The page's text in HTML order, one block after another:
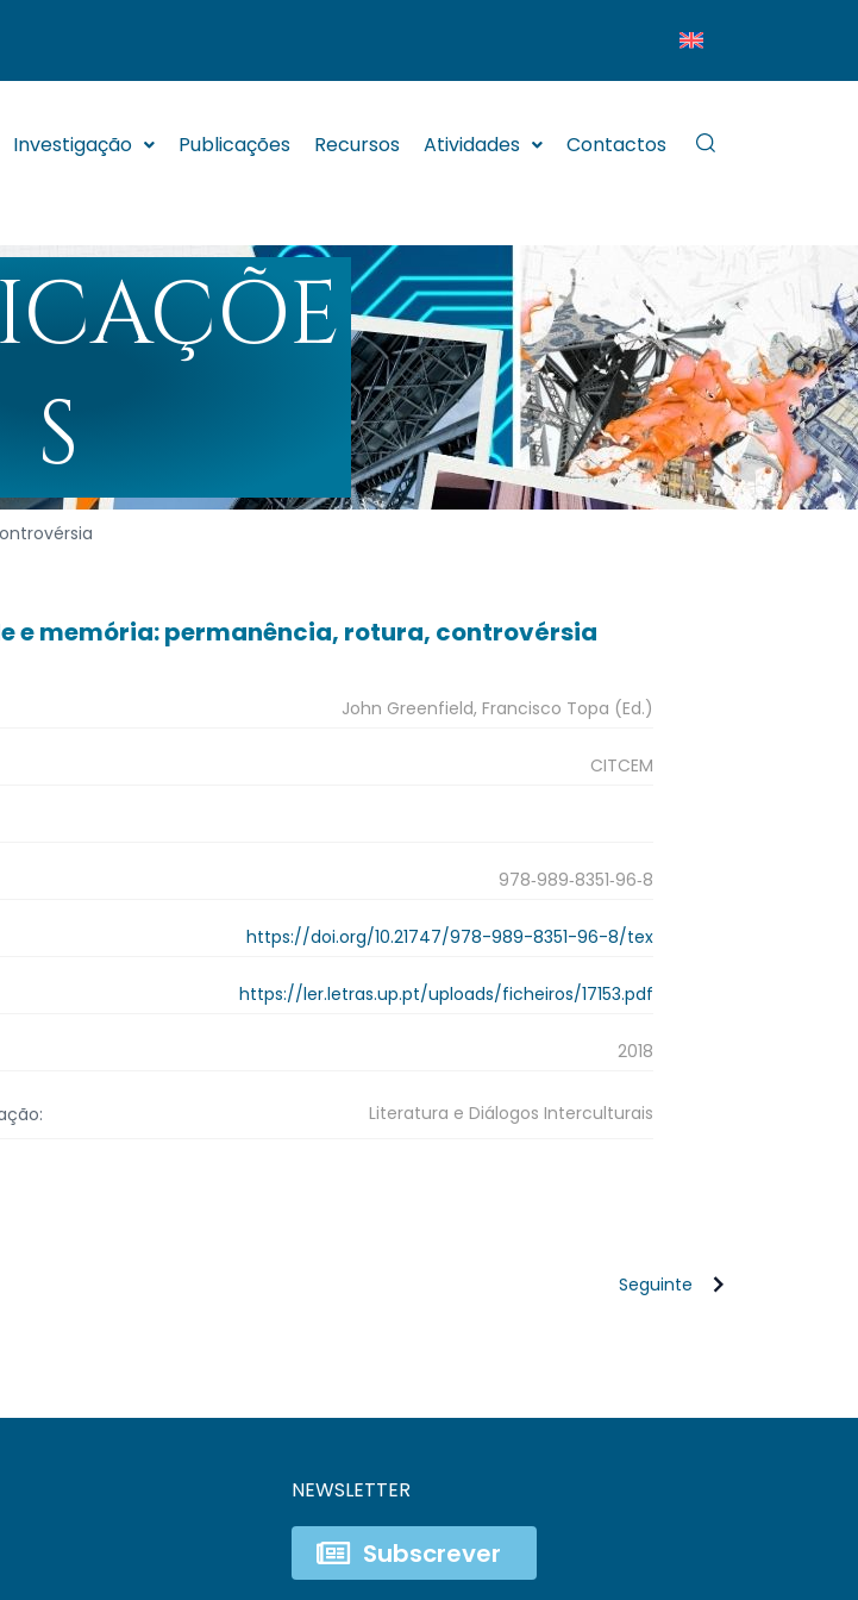
Investigação Publicações Recursos Atividades Contactos
S
e memória: permanência, rotura, controvérsia
John Greenfield, Francisco Topa (Ed.)
CITCEM
978‑989‑8351‑96‑8
https://doi.org/10.21747/978-989-8351-96-8/tex
https://ler.letras.up.pt/uploads/ficheiros/17153.pdf
2018
Literatura e Diálogos Interculturais
Seguinte
NEWSLETTER
Subscrever